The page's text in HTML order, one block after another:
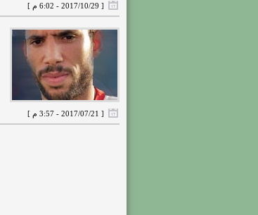
[ 2017/10/29 - 6:02 م ]
[ 2017/07/21 - 3:57 م ]